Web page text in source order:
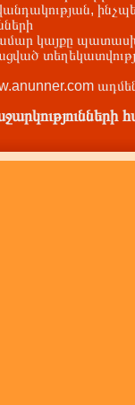
կայքը